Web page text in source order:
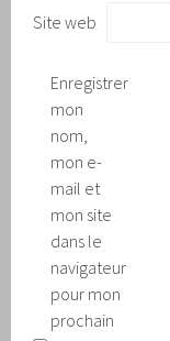
Site web
Enregistrer
mon
nom,
mon e-
mail et
mon site
dans le
navigateur
pour mon
prochain